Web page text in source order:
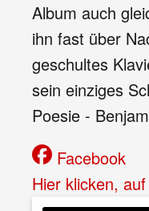
Album auch
ihn fast über
geschultes
sein einziges
Poesie -
Facebook
Hier klicken,